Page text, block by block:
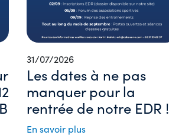
31/07/2026
Les dates à ne pas
manquer pour la
rentrée de notre EDR !
En savoir plus